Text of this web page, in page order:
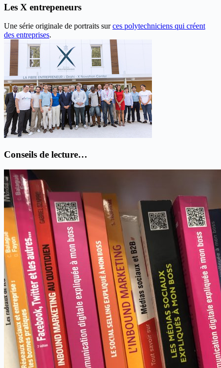
Les X entrepeneurs
Une série originale de portraits surces polytechniciens qui créent
des entreprises.
Conseils de lecture…